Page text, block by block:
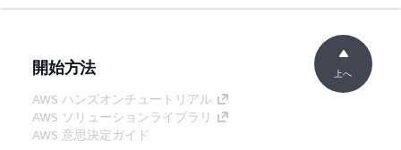
開始方法
AWS ハンズオンチュートリアル
AWS ソリューションライブラリ
AWS 意思決定ガイド
上へ